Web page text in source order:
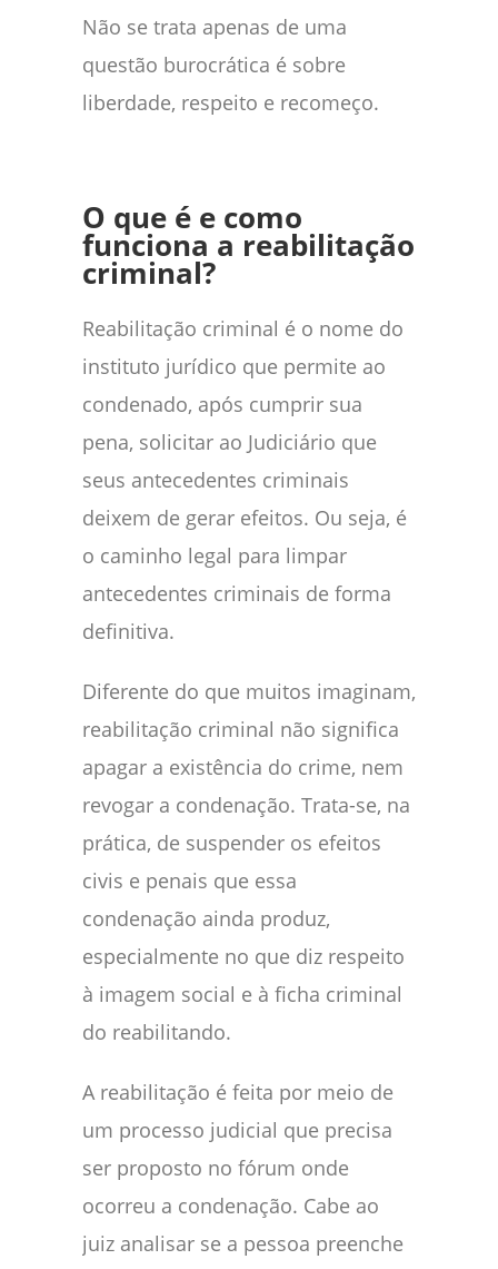
Não se trata apenas de uma
questão burocrática é sobre
liberdade, respeito e recomeço.
O que é e como
funciona a reabilitação
criminal?
Reabilitação criminal é o nome do
instituto jurídico que permite ao
condenado, após cumprir sua
pena, solicitar ao Judiciário que
seus antecedentes criminais
deixem de gerar efeitos. Ou seja, é
o caminho legal para limpar
antecedentes criminais de forma
definitiva.
Diferente do que muitos imaginam,
reabilitação criminal não significa
apagar a existência do crime, nem
revogar a condenação. Trata-se, na
prática, de suspender os efeitos
civis e penais que essa
condenação ainda produz,
especialmente no que diz respeito
à imagem social e à ficha criminal
do reabilitando.
A reabilitação é feita por meio de
um processo judicial que precisa
ser proposto no fórum onde
ocorreu a condenação. Cabe ao
juiz analisar se a pessoa preenche